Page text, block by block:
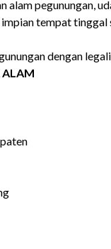
alam pegunungan,
tempat
dengan
ALAM